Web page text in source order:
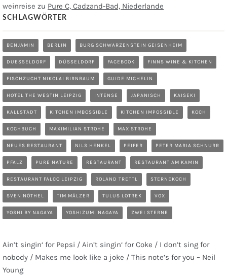
weinreise zu Pure C, Cadzand-Bad, Niederlande
SCHLAGWÖRTER
BENJAMIN BERLIN BURG SCHWARZENSTEIN GEISENHEIM
DUESSELDORF DÜSSELDORF FACEBOOK FINNS WINE & KITCHEN
FISCHZUCHT NIKOLAI BIRNBAUM GUIDE MICHELIN
HOTEL THE WESTIN LEIPZIG INTENSE JAPANISCH KAISEKI
KALLSTADT KITCHEN IMBOSSIBLE KITCHEN IMPOSSIBLE KOCH
KOCHBUCH MAXIMILIAN STROHE MAX STROHE
NEUES RESTAURANT NILS HENKEL PEIFER PETER MARIA SCHNURR
PFALZ PURE NATURE RESTAURANT RESTAURANT AM KAMIN
RESTAURANT FALCO LEIPZIG ROLAND TRETTL STERNEKOCH
SVEN NÖTHEL TIM MÄLZER TULUS LOTREK VOX
YOSHI BY NAGAYA YOSHIZUMI NAGAYA ZWEI STERNE
Ain’t singin‘ for Pepsi / Ain’t singin‘ for Coke / I don’t sing for
nobody / Makes me look like a joke / This note’s for you – Neil
Young